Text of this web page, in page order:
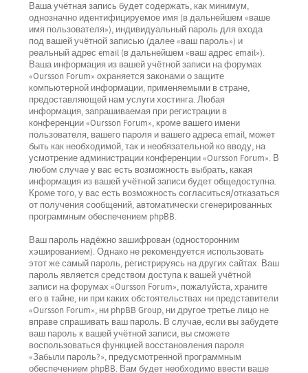
Ваша учётная запись будет содержать, как минимум,
однозначно идентифицируемое имя (в дальнейшем «ваше
имя пользователя»), индивидуальный пароль для входа
под вашей учётной записью (далее «ваш пароль») и
реальный адрес email (в дальнейшем «ваш адрес email»).
Ваша информация из вашей учётной записи на форумах
«Oursson Forum» охраняется законами о защите
компьютерной информации, применяемыми в стране,
предоставляющей нам услуги хостинга. Любая
информация, запрашиваемая при регистрации в
конференции «Oursson Forum», кроме вашего имени
пользователя, вашего пароля и вашего адреса email, может
быть как необходимой, так и необязательной ко вводу, на
усмотрение администрации конференции «Oursson Forum». В
любом случае у вас есть возможность выбрать, какая
информация из вашей учётной записи будет общедоступна.
Кроме того, у вас есть возможность согласиться/отказаться
от получения сообщений, автоматически сгенерированных
программным обеспечением phpBB.
Ваш пароль надёжно зашифрован (односторонним
хэшированием). Однако не рекомендуется использовать
этот же самый пароль, регистрируясь на других сайтах. Ваш
пароль является средством доступа к вашей учётной
записи на форумах «Oursson Forum», пожалуйста, храните
его в тайне, ни при каких обстоятельствах ни представители
«Oursson Forum», ни phpBB Group, ни другое третье лицо не
вправе спрашивать ваш пароль. В случае, если вы забудете
ваш пароль к вашей учётной записи, вы сможете
воспользоваться функцией восстановления пароля
«Забыли пароль?», предусмотренной программным
обеспечением phpBB. Вам будет необходимо ввести ваше